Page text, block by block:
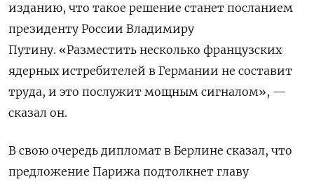
изданию, что такое решение станет посланием
президенту России Владимиру
Путину. «Разместить несколько французских
ядерных истребителей в Германии не составит
труда, и это послужит мощным сигналом», —
сказал он.
В свою очередь дипломат в Берлине сказал, что
предложение Парижа подтолкнет главу